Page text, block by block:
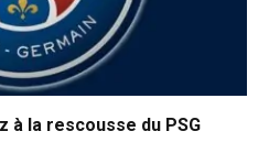
à la rescousse du PSG